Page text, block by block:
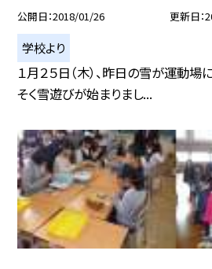
公開日 2018/01/26 更新日
学校より
１月２５日（木）、昨日の雪が運動場
そく雪遊びが始まりまし...